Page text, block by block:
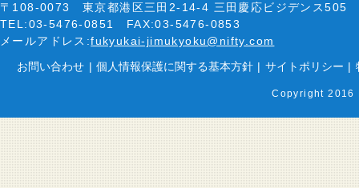
〒108-0073 東京都港区三田2-14-4 三田慶応ビジデンス505
TEL:03-5476-0851 FAX:03-5476-0853
メールアドレス:fukyukai-jimukyoku@nifty.com
お問い合わせ | 個人情報保護に関する基本方針 | サイトポリシー |
Copyright 2016